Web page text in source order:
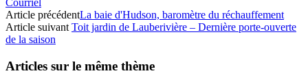
Courriel
Article précédentLa baie d'Hudson, baromètre du réchauffement
Article suivant Toit jardin de Lauberivière – Dernière porte-ouverte
de la saison
Articles sur le même thème